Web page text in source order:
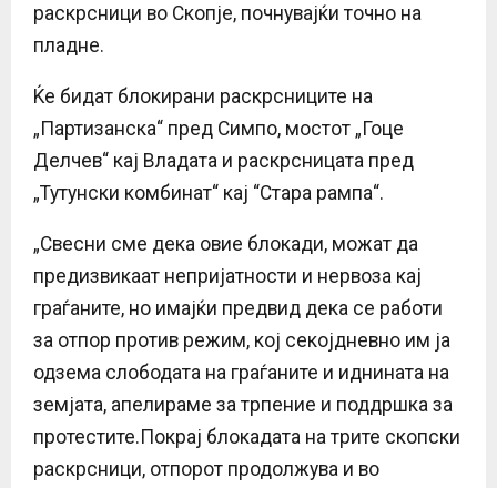
раскрсници во Скопје, почнувајќи точно на
пладне.
Ќе бидат блокирани раскрсниците на
„Партизанска“ пред Симпо, мостот „Гоце
Делчев“ кај Владата и раскрсницата пред
„Тутунски комбинат“ кај “Стара рампа“.
„Свесни сме дека овие блокади, можат да
предизвикаат непријатности и нервоза кај
граѓаните, но имајќи предвид дека се работи
за отпор против режим, кој секојдневно им ја
одзема слободата на граѓаните и иднината на
земјата, апелираме за трпение и поддршка за
протестите.Покрај блокадата на трите скопски
раскрсници, отпорот продолжува и во